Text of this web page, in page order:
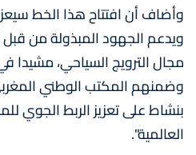
وأضاف أن افتتاح هذا الخط
ويدعم الجهود المبذولة من قبل
مجال الترويج السياحي، مشيدا
وضمنهم المكتب الوطني
بنشاط على تعزيز الربط الجوي
العالمية".